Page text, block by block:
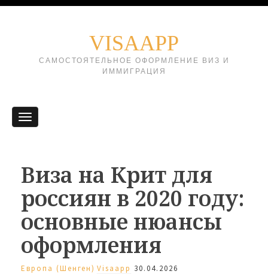
VISAAPP
САМОСТОЯТЕЛЬНОЕ ОФОРМЛЕНИЕ ВИЗ И
ИММИГРАЦИЯ
Виза на Крит для
россиян в 2020 году:
основные нюансы
оформления
Европа (Шенген) Visaapp 30.04.2026